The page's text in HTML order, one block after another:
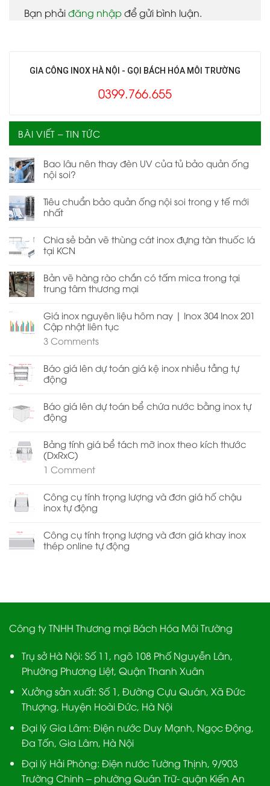
GIA CÔNG INOX HÀ NỘI - GỌI BÁCH HÓA MÔI TRƯỜNG
0399.766.655
BÀI VIẾT – TIN TỨC
Bao lâu nên thay đèn UV của tủ bảo quản ống
nội soi?
Tiêu chuẩn bảo quản ống nội soi trong y tế mới
nhất
Chia sẻ bản vẽ thùng cát inox đựng tàn thuốc lá
tại KCN
Bản vẽ hàng rào chắn có tấm mica trong tại
trung tâm thương mại
Giá inox nguyên liệu hôm nay | Inox 304 Inox 201
Cập nhật liên tục
3 Comments
Báo giá lên dự toán giá kệ inox nhiều tầng tự
động
Báo giá lên dự toán bể chứa nước bằng inox tự
động
Bảng tính giá bể tách mỡ inox theo kích thước
(DxRxC)
1 Comment
Công cụ tính trọng lượng và đơn giá hố chậu
inox tự động
Công cụ tính trọng lượng và đơn giá khay inox
thép online tự động
Bạn phảiđăng nhậpđể gửi bình luận.
Công ty TNHH Thương mại Bách Hóa Môi Trường
Trụ sở Hà Nội: Số 11, ngõ 108 Phố Nguyễn Lân,
Phường Phương Liệt, Quận Thanh Xuân
Xưởng sản xuất: Số 1, Đường Cựu Quán, Xã Đức
Thượng, Huyện Hoài Đức, Hà Nội
Đại lý Gia Lâm: Điện nước Duy Mạnh, Ngọc Động,
Đa Tốn, Gia Lâm, Hà Nội
Đại lý Hải Phòng: Điện nước Tường Thịnh, 9/903
Trường Chinh – phường Quán Trữ- quận Kiến An